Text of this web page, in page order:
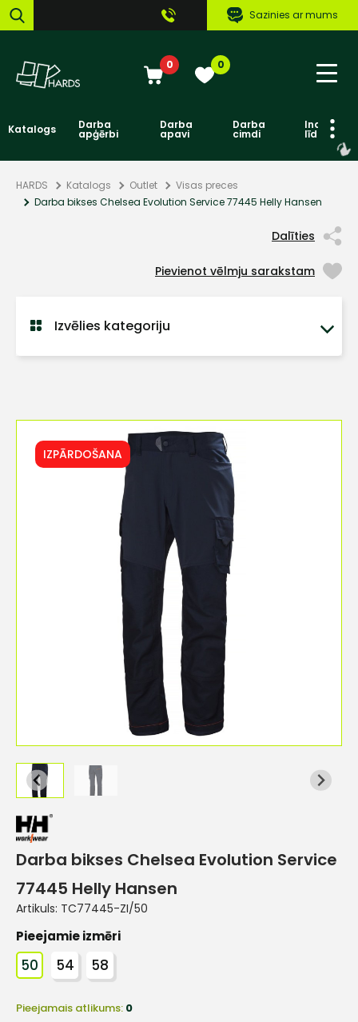
Sazinies ar mums
0 0
Katalogs Darba
apģērbi
Darba
apavi
Darba
cimdi līdzekļi
HARDS Katalogs Outlet
Visas preces
Darba bikses Chelsea Evolution Service 77445 Helly Hansen
Dalīties
Pievienot vēlmju sarakstam
Izvēlies kategoriju
IZPĀRDOŠANA
Darba bikses Chelsea Evolution Service
77445 Helly Hansen
Artikuls: TC77445-ZI/50
Pieejamie izmēri
50 54 58
Pieejamais atlikums: 0